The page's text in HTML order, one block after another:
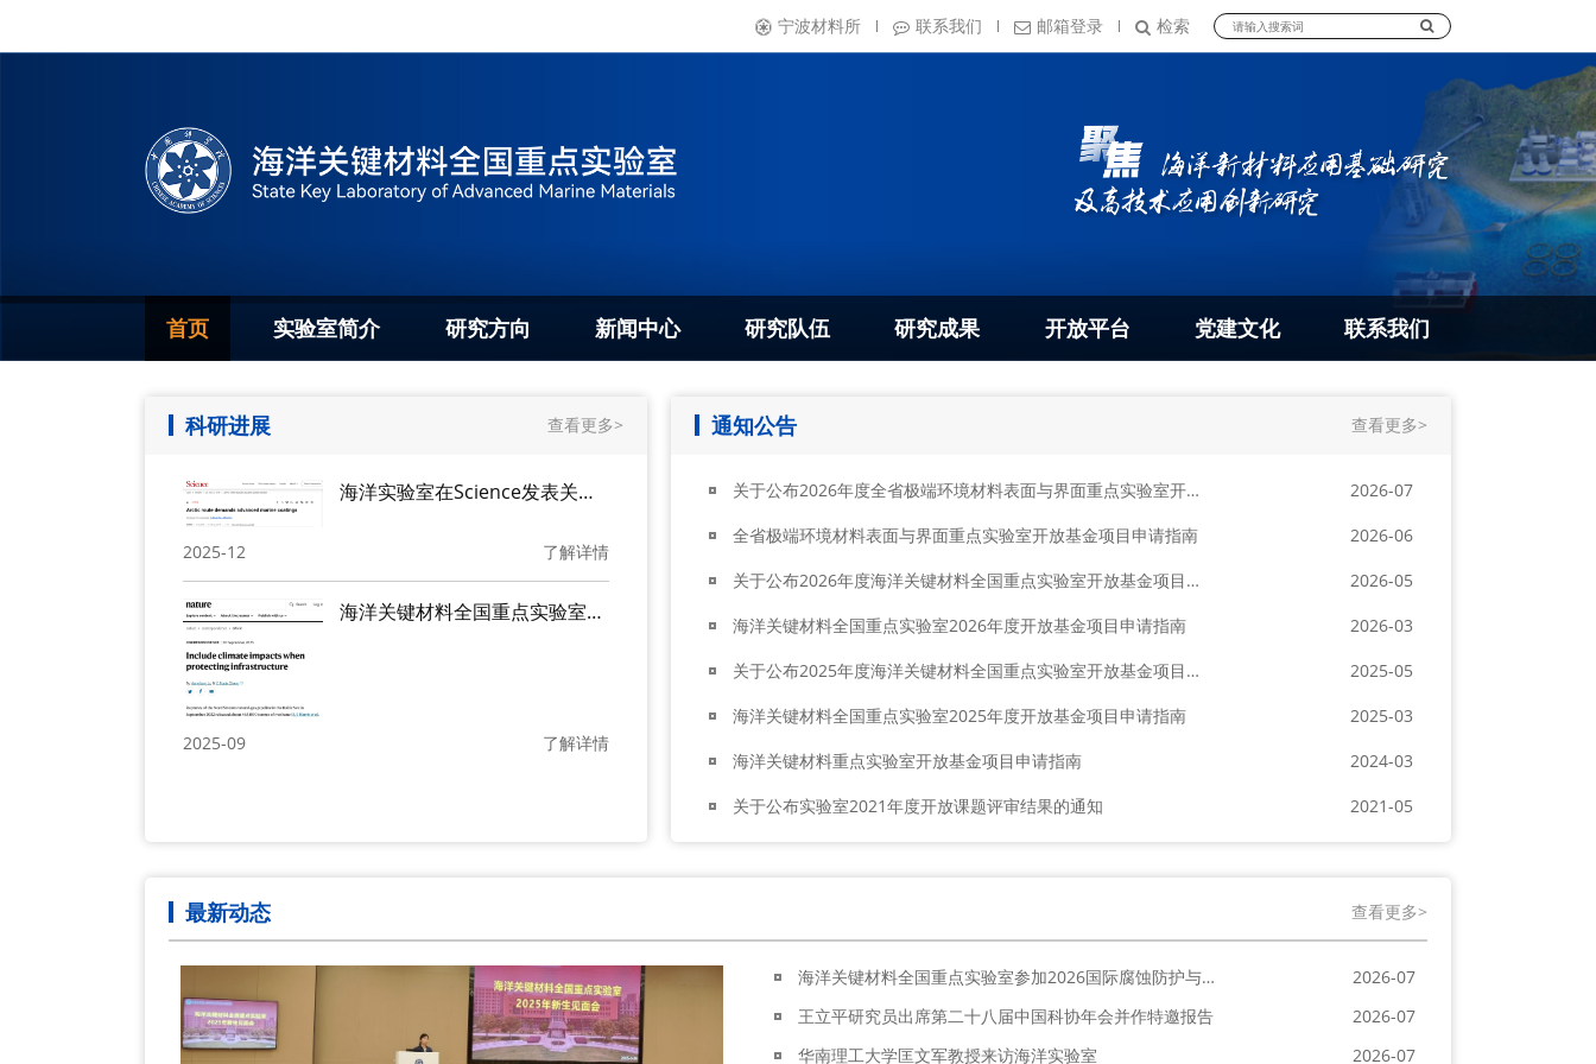
宁波材料所 联系我们 邮箱登录 检索
首页 实验室简介 研究方向 新闻中心 研究队伍 研究成果 开放平台 党建文化 联系我们
科研进展 查看更多>
海洋实验室在Science发表关于北极航线先进海洋涂层Letter文章
2025-12 了解详情
海洋关键材料全国重点实验室发表Nature通讯文章：气候风险正在重塑全球能源基础设施安全格局！
2025-09 了解详情
通知公告 查看更多>
关于公布2026年度全省极端环境材料表面与界面重点实验室开放基金项目立项结果的通知
2026-07
全省极端环境材料表面与界面重点实验室开放基金项目申请指南
2026-06
关于公布2026年度海洋关键材料全国重点实验室开放基金项目立项结果的通知
2026-05
海洋关键材料全国重点实验室2026年度开放基金项目申请指南
2026-03
关于公布2025年度海洋关键材料全国重点实验室开放基金项目立项结果的通知
2025-05
海洋关键材料全国重点实验室2025年度开放基金项目申请指南
2025-03
海洋关键材料重点实验室开放基金项目申请指南
2024-03
关于公布实验室2021年度开放课题评审结果的通知
2021-05
最新动态 查看更多>
海洋关键材料全国重点实验室参加2026国际腐蚀防护与应用大会
2026-07
王立平研究员出席第二十八届中国科协年会并作特邀报告
2026-07
华南理工大学匡文军教授来访海洋实验室
2026-07